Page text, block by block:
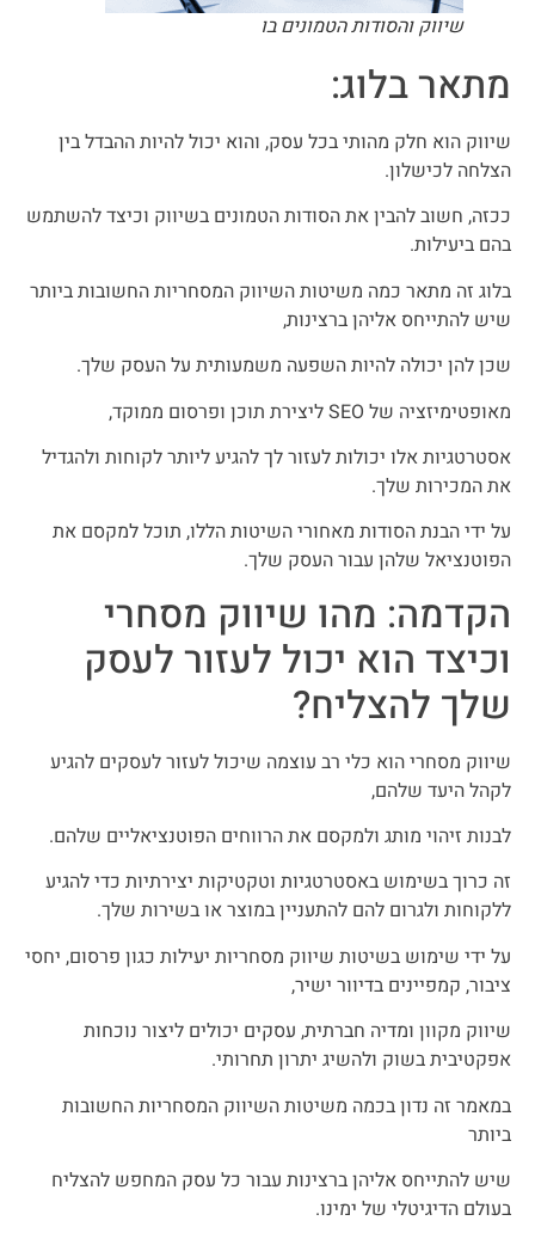
שיווק והסודות הטמונים בו
מתאר בלוג:
שיווק הוא חלק מהותי בכל עסק, והוא יכול להיות ההבדל בין
הצלחה לכישלון.
ככזה, חשוב להבין את הסודות הטמונים בשיווק וכיצד להשתמש
בהם ביעילות.
בלוג זה מתאר כמה משיטות השיווק המסחריות החשובות ביותר
שיש להתייחס אליהן ברצינות,
שכן להן יכולה להיות השפעה משמעותית על העסק שלך.
מאופטימיזציה של SEO ליצירת תוכן ופרסום ממוקד,
אסטרטגיות אלו יכולות לעזור לך להגיע ליותר לקוחות ולהגדיל
את המכירות שלך.
על ידי הבנת הסודות מאחורי השיטות הללו, תוכל למקסם את
הפוטנציאל שלהן עבור העסק שלך.
הקדמה: מהו שיווק מסחרי
וכיצד הוא יכול לעזור לעסק
שלך להצליח?
שיווק מסחרי הוא כלי רב עוצמה שיכול לעזור לעסקים להגיע
לקהל היעד שלהם,
לבנות זיהוי מותג ולמקסם את הרווחים הפוטנציאליים שלהם.
זה כרוך בשימוש באסטרטגיות וטקטיקות יצירתיות כדי להגיע
ללקוחות ולגרום להם להתעניין במוצר או בשירות שלך.
על ידי שימוש בשיטות שיווק מסחריות יעילות כגון פרסום, יחסי
ציבור, קמפיינים בדיוור ישיר,
שיווק מקוון ומדיה חברתית, עסקים יכולים ליצור נוכחות
אפקטיבית בשוק ולהשיג יתרון תחרותי.
במאמר זה נדון בכמה משיטות השיווק המסחריות החשובות
ביותר
שיש להתייחס אליהן ברצינות עבור כל עסק המחפש להצליח
בעולם הדיגיטלי של ימינו.